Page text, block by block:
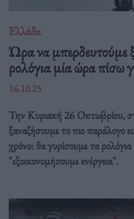
Ελλάδα
Ώρα να μπερδευτούμε
ρολόγια μία ώρα πίσω
16.10.25
Την Κυριακή 26 Οκτωβρίου,
ξαναζήσουμε το πιο παράλογο
χρόνο: θα γυρίσουμε τα
"εξοικονομήσουμε ενέργεια".